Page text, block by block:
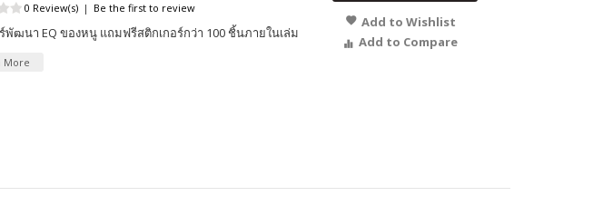
0 Review(s) | Be the first to review
พัฒนา EQ ของหนู แถมฟรีสติกเกอร์กว่า 100 ชิ้นภายในเล่ม
More
Add to Wishlist
Add to Compare